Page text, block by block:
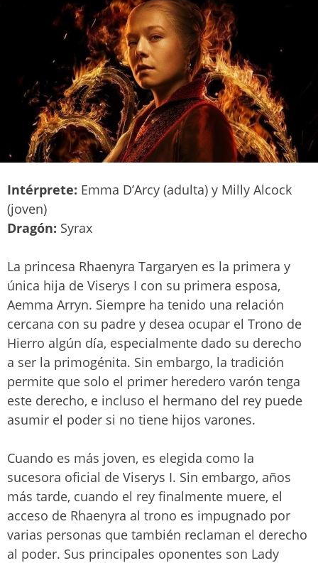
Intérprete: Emma D’Arcy (adulta) y Milly Alcock
(joven)
Dragón: Syrax
La princesa Rhaenyra Targaryen es la primera y
única hija de Viserys I con su primera esposa,
Aemma Arryn. Siempre ha tenido una relación
cercana con su padre y desea ocupar el Trono de
Hierro algún día, especialmente dado su derecho
a ser la primogénita. Sin embargo, la tradición
permite que solo el primer heredero varón tenga
este derecho, e incluso el hermano del rey puede
asumir el poder si no tiene hijos varones.
Cuando es más joven, es elegida como la
sucesora oficial de Viserys I. Sin embargo, años
más tarde, cuando el rey finalmente muere, el
acceso de Rhaenyra al trono es impugnado por
varias personas que también reclaman el derecho
al poder. Sus principales oponentes son Lady